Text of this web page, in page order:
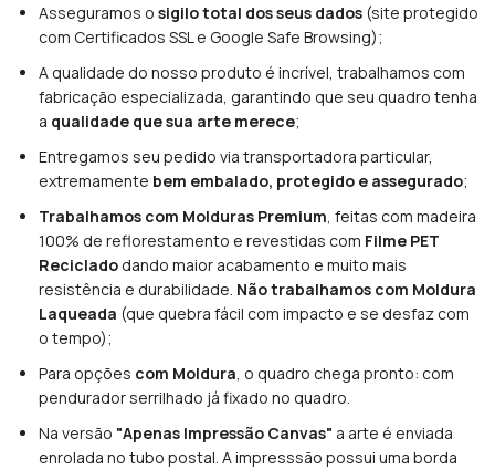
Asseguramos o sigilo total dos seus dados (site protegido
com Certificados SSL e Google Safe Browsing);
A qualidade do nosso produto é incrível, trabalhamos com
fabricação especializada, garantindo que seu quadro tenha
a qualidade que sua arte merece;
Entregamos seu pedido via transportadora particular,
extremamente bem embalado, protegido e assegurado;
Trabalhamos com Molduras Premium, feitas com madeira
100% de reflorestamento e revestidas com Filme PET
Reciclado dando maior acabamento e muito mais
resistência e durabilidade. Não trabalhamos com Moldura
Laqueada (que quebra fácil com impacto e se desfaz com
o tempo);
Para opções com Moldura, o quadro chega pronto: com
pendurador serrilhado já fixado no quadro.
Na versão "Apenas Impressão Canvas" a arte é enviada
enrolada no tubo postal. A impresssão possui uma borda